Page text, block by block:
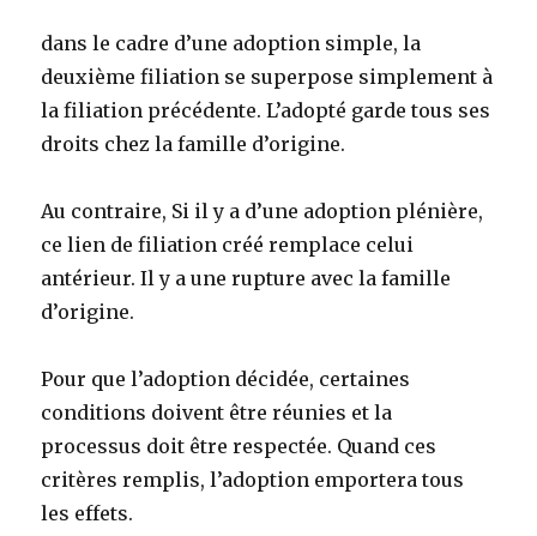
dans le cadre d’une adoption simple, la
deuxième filiation se superpose simplement à
la filiation précédente. L’adopté garde tous ses
droits chez la famille d’origine.
Au contraire, Si il y a d’une adoption plénière,
ce lien de filiation créé remplace celui
antérieur. Il y a une rupture avec la famille
d’origine.
Pour que l’adoption décidée, certaines
conditions doivent être réunies et la
processus doit être respectée. Quand ces
critères remplis, l’adoption emportera tous
les effets.